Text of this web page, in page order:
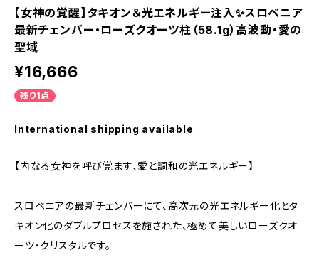
【女神の覚醒】タキオン＆光エネルギー注入✨スロベニア
最新チェンバー・ローズクオーツ柱（58.1g）高波動・愛の
聖域
¥16,666
残り1点
International shipping available
【内なる女神を呼び覚ます、愛と調和の光エネルギー】
スロベニアの最新チェンバーにて、高次元の光エネルギー化とタ
キオン化のダブルプロセスを施された、極めて美しいローズクオ
ーツ・クリスタルです。